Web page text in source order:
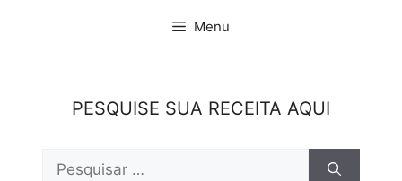
Menu
PESQUISE SUA RECEITA AQUI